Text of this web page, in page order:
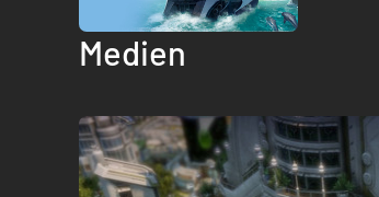
Medien